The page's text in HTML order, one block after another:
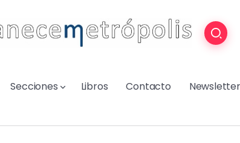
Secciones Libros Contacto Newsletter